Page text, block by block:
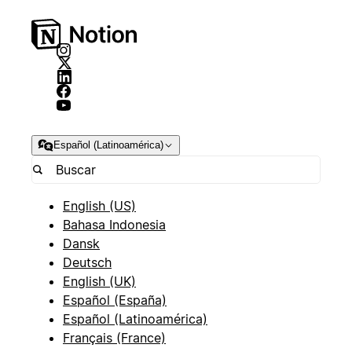
Español (Latinoamérica)
English (US)
Bahasa Indonesia
Dansk
Deutsch
English (UK)
Español (España)
Español (Latinoamérica)
Français (France)